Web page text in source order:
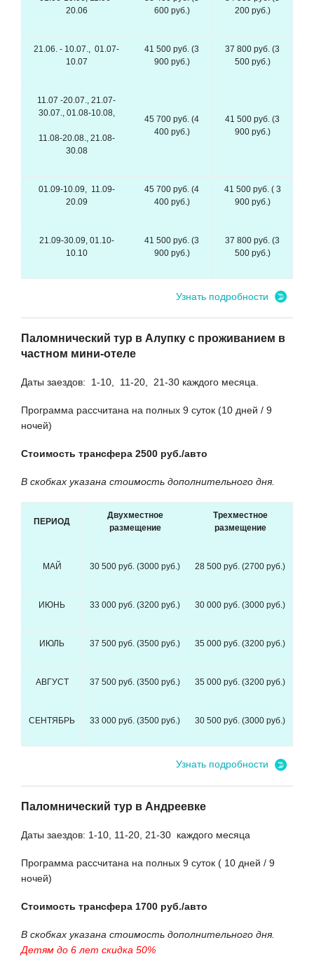
20.06
600 руб.)
200 руб.)
21.06. - 10.07., 01.07-
10.07
41 500 руб. (3
900 руб.)
37 800 руб. (3
500 руб.)
11.07 -20.07., 21.07-
30.07., 01.08-10.08,
11.08-20.08., 21.08-
30.08
45 700 руб. (4
400 руб.)
41 500 руб. (3
900 руб.)
01.09-10.09, 11.09-
20.09
45 700 руб. (4
400 руб.)
41 500 руб. ( 3
900 руб.)
21.09-30.09, 01.10-
10.10
41 500 руб. (3
900 руб.)
37 800 руб. (3
500 руб.)
Узнать подробности
Паломнический тур в Алупку с проживанием в
частном мини-отеле
Даты заездов: 1-10, 11-20, 21-30 каждого месяца.
Программа рассчитана на полных 9 суток (10 дней / 9
ночей)
Стоимость трансфера 2500 руб./авто
В скобках указана стоимость дополнительного дня.
ПЕРИОД
Двухместное
размещение
Трехместное
размещение
МАЙ 30 500 руб. (3000 руб.) 28 500 руб. (2700 руб.)
ИЮНЬ 33 000 руб. (3200 руб.) 30 000 руб. (3000 руб.)
ИЮЛЬ 37 500 руб. (3500 руб.) 35 000 руб. (3200 руб.)
АВГУСТ 37 500 руб. (3500 руб.) 35 000 руб. (3200 руб.)
СЕНТЯБРЬ 33 000 руб. (3500 руб.) 30 500 руб. (3000 руб.)
Узнать подробности
Паломнический тур в Андреевке
Даты заездов: 1-10, 11-20, 21-30 каждого месяца
Программа рассчитана на полных 9 суток ( 10 дней / 9
ночей)
Стоимость трансфера 1700 руб./авто
В скобках указана стоимость дополнительного дня.
Детям до 6 лет скидка 50%